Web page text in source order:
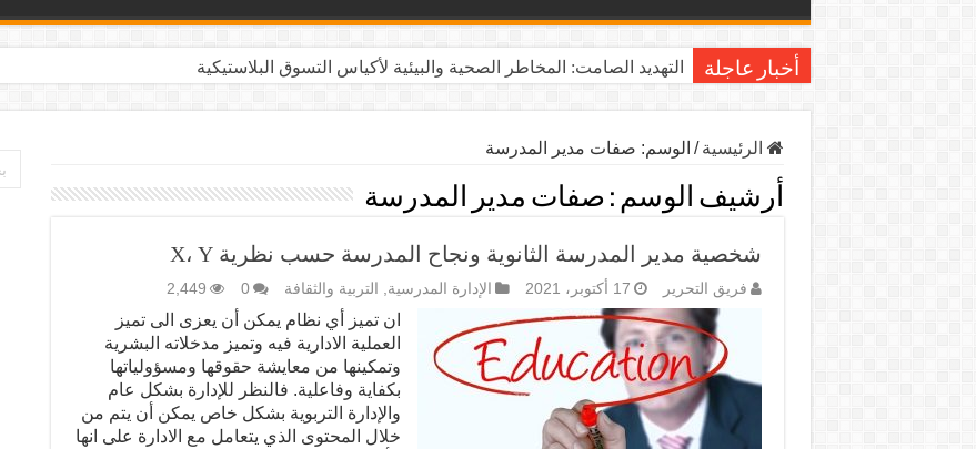
أخبار عاجلة التهديد الصامت: المخاطر الصحية والبيئية لأكياس التسوق البلاستيكية
الرئيسية / الوسم: صفات مدير المدرسة
أرشيف الوسم : صفات مدير المدرسة
شخصية مدير المدرسة الثانوية ونجاح المدرسة حسب نظرية X، Y
فريق التحرير 17 أكتوبر، 2021 الإدارة المدرسية, التربية والثقافة 0
2,449
ان تميز أي نظام يمكن أن يعزى الى تميز
العملية الادارية فيه وتميز مدخلاته البشرية
وتمكينها من معايشة حقوقها ومسؤولياتها
بكفاية وفاعلية. فالنظر للإدارة بشكل عام
والإدارة التربوية بشكل خاص يمكن أن يتم من
خلال المحتوى الذي يتعامل مع الادارة على انها